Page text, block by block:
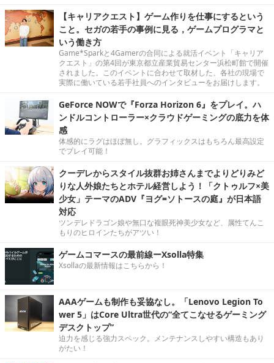
【キャリアクエスト】ゲーム作りを仕事にするという
こと。セガの若手の事例に見る，ゲームプログラマと
いう働き方
Game*Sparkと4Gamerの合同による就活イベント「キャリア
クエスト」の第4回が東京都立産業貿易センター浜松町館で開催
されました。このイベントに合わせて取材した、各社の現場で
実際に働いている若手社員へのインタビューをお届けします。
GeForce NOWで『Forza Horizon 6』をプレイ。ハ
ンドルコントローラー×クラウドゲーミングの底力を体
感
体感的にラグはほぼ無し。グラフィックスはもちろん最高設定
でプレイ可能！
クーデレからスタイル抜群お姉さんまでよりどりみど
りな人外娘たちとホテル経営しよう！「クトゥルフ×美
少女」テーマのADV『ヨグ=ソトースの庭』が日本語
対応
ツンデレドラゴン娘や無口な複眼死神美少女など、属性てんこ
もりのヒロインたちがアツい！
ゲームコマースの最前線ーXsolla特集
Xsollaの最新情報はこちらから！
AAAゲームも制作も妥協なし。「Lenovo Legion To
wer 5」はCore Ultra世代の“全てこなせるゲーミング
デスクトップ”
迫力を感じる強力スペック。メンテナンスしやすい構造もあり
がたい！